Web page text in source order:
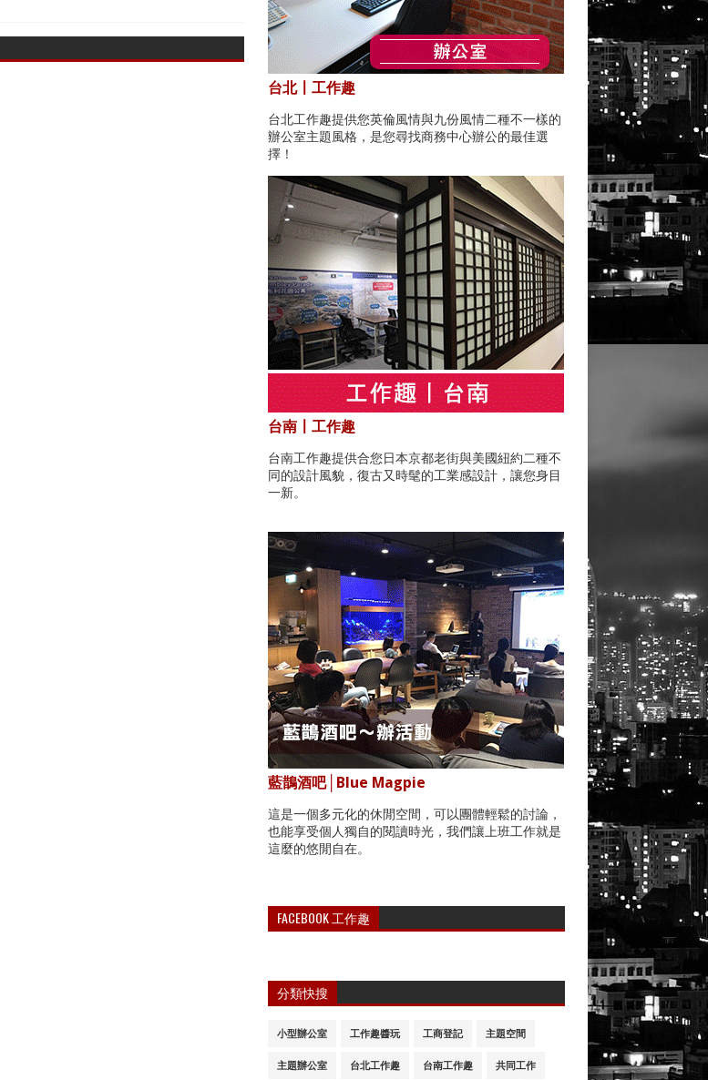
台北〡工作趣
台北工作趣提供您英倫風情與九份風情二種不一樣的
辦公室主題風格，是您尋找商務中心辦公的最佳選
擇！
台南〡工作趣
台南工作趣提供合您日本京都老街與美國紐約二種不
同的設計風貌，復古又時髦的工業感設計，讓您身目
一新。
藍鵲酒吧│Blue Magpie
這是一個多元化的休閒空間，可以團體輕鬆的討論，
也能享受個人獨自的閱讀時光，我們讓上班工作就是
這麼的悠閒自在。
FACEBOOK 工作趣
分類快搜
小型辦公室 工作趣醬玩 工商登記 主題空間
主題辦公室 台北工作趣 台南工作趣 共同工作